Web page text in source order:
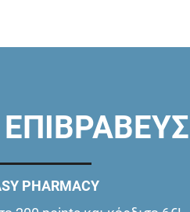
PHARMACY